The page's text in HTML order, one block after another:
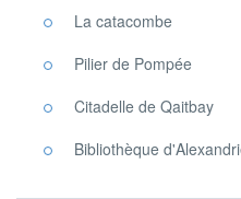
La catacombe
Pilier de Pompée
Citadelle de Qaitbay
Bibliothèque